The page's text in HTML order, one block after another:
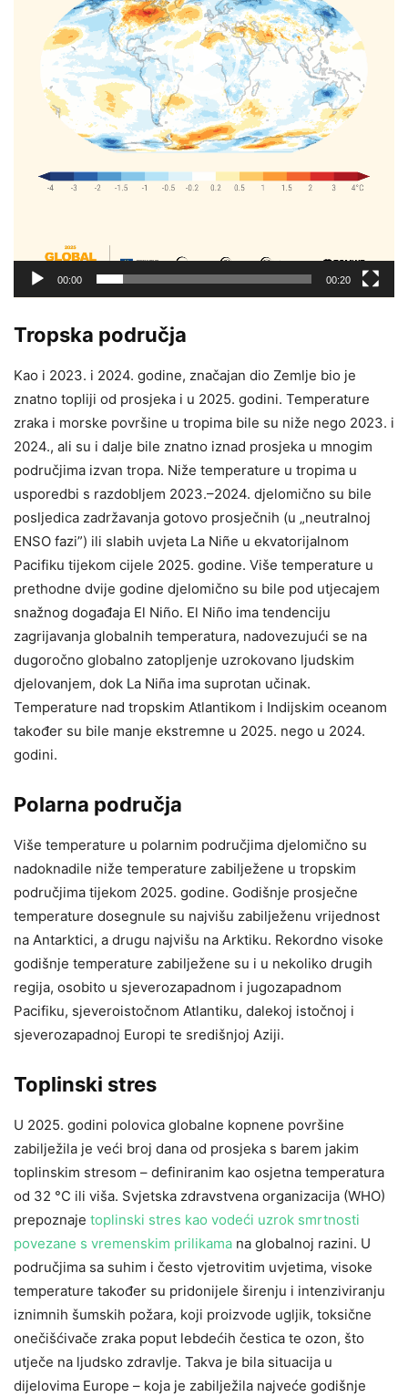
00:00 00:20
Tropska područja
Kao i 2023. i 2024. godine, značajan dio Zemlje bio je
znatno topliji od prosjeka i u 2025. godini. Temperature
zraka i morske površine u tropima bile su niže nego 2023. i
2024., ali su i dalje bile znatno iznad prosjeka u mnogim
područjima izvan tropa. Niže temperature u tropima u
usporedbi s razdobljem 2023.–2024. djelomično su bile
posljedica zadržavanja gotovo prosječnih (u „neutralnoj
ENSO fazi”) ili slabih uvjeta La Niñe u ekvatorijalnom
Pacifiku tijekom cijele 2025. godine. Više temperature u
prethodne dvije godine djelomično su bile pod utjecajem
snažnog događaja El Niño. El Niño ima tendenciju
zagrijavanja globalnih temperatura, nadovezujući se na
dugoročno globalno zatopljenje uzrokovano ljudskim
djelovanjem, dok La Niña ima suprotan učinak.
Temperature nad tropskim Atlantikom i Indijskim oceanom
također su bile manje ekstremne u 2025. nego u 2024.
godini.
Polarna područja
Više temperature u polarnim područjima djelomično su
nadoknadile niže temperature zabilježene u tropskim
područjima tijekom 2025. godine. Godišnje prosječne
temperature dosegnule su najvišu zabilježenu vrijednost
na Antarktici, a drugu najvišu na Arktiku. Rekordno visoke
godišnje temperature zabilježene su i u nekoliko drugih
regija, osobito u sjeverozapadnom i jugozapadnom
Pacifiku, sjeveroistočnom Atlantiku, dalekoj istočnoj i
sjeverozapadnoj Europi te središnjoj Aziji.
Toplinski stres
U 2025. godini polovica globalne kopnene površine
zabilježila je veći broj dana od prosjeka s barem jakim
toplinskim stresom – definiranim kao osjetna temperatura
od 32 °C ili viša. Svjetska zdravstvena organizacija (WHO)
prepoznaje toplinski stres kao vodeći uzrok smrtnosti
povezane s vremenskim prilikama na globalnoj razini. U
područjima sa suhim i često vjetrovitim uvjetima, visoke
temperature također su pridonijele širenju i intenziviranju
iznimnih šumskih požara, koji proizvode ugljik, toksične
onečišćivače zraka poput lebdećih čestica te ozon, što
utječe na ljudsko zdravlje. Takva je bila situacija u
dijelovima Europe – koja je zabilježila najveće godišnje